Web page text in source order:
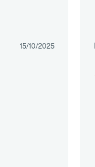
15/10/2025